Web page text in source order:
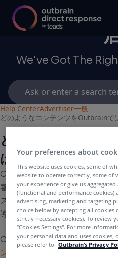
マーケター
We've Got The
Search
for:
Help CenterAdvertiser一般
どのようなコンテンツをOutbrainで
どのようなコンテ
は拡散できますか？
Outbrainでは、お客様のコンテ
審査しております。テクノロジ
ス、政治、文芸、科学など幅広
導が可能です。
Outbrainで拡散できるコンテン
ンテンツ ガイドラインをご覧く
Your preferences about
This website uses cookies, some of
website to operate correctly, some of
your experience or give us
(functional and performance cookies)
advertising, marketing and targeting
choice below by accepting all
strictly necessary cookies). To review
“Cookies Settings''. For more
your personal data and uses cookies,
please refer to
Outbrain’s Privacy